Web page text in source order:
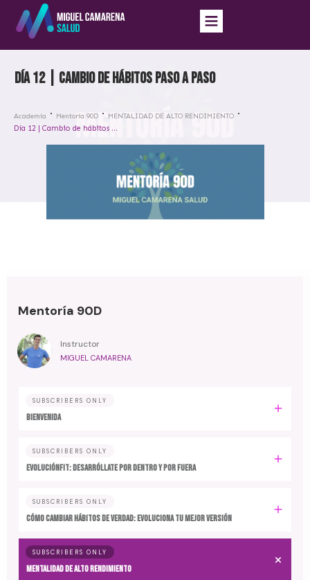
Día 12 | Cambio de hábitos paso a paso
Academia Mentoría 90D MENTALIDAD DE ALTO RENDIMIENTO
Día 12 | Cambio de hábitos paso a paso
Mentoría 90D
Instructor
MIGUEL CAMARENA
SUBSCRIBERS ONLY
BIENVENIDA
SUBSCRIBERS ONLY
EvoluciónFit: desarróllate por dentro y por fuera
SUBSCRIBERS ONLY
Cómo cambiar hábitos de verdad: evoluciona tu mejor versión
SUBSCRIBERS ONLY
MENTALIDAD DE ALTO RENDIMIENTO